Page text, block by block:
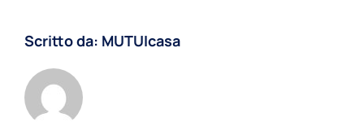
Scritto da: MUTUIcasa